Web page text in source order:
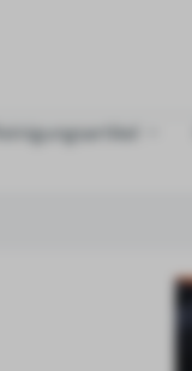
Reinigungsartikel